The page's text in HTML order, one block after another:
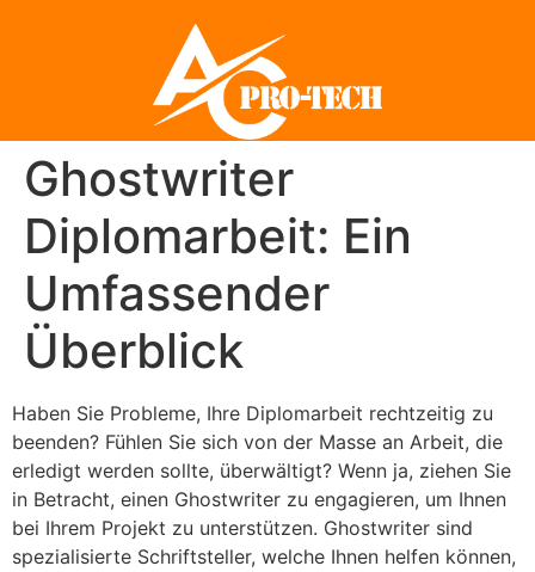
Ghostwriter
Diplomarbeit: Ein
Umfassender
Überblick
Haben Sie Probleme, Ihre Diplomarbeit rechtzeitig zu
beenden? Fühlen Sie sich von der Masse an Arbeit, die
erledigt werden sollte, überwältigt? Wenn ja, ziehen Sie
in Betracht, einen Ghostwriter zu engagieren, um Ihnen
bei Ihrem Projekt zu unterstützen. Ghostwriter sind
spezialisierte Schriftsteller, welche Ihnen helfen können,